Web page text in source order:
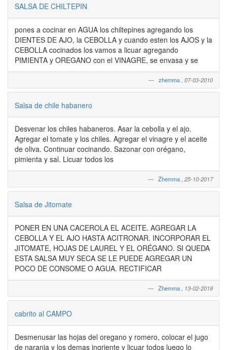
SALSA DE CHILTEPIN
pones a cocinar en AGUA los chiltepines agregando los
DIENTES DE AJO, la CEBOLLA y cuando esten los AJOS y la
CEBOLLA cocinados los vamos a licuar agregando
PIMIENTA y OREGANO con el VINAGRE, se envasa y se
zhemma 07-03-2010
Salsa de chile habanero
Desvenar los chiles habaneros. Asar la cebolla y el ajo.
Agregar el tomate y los chiles. Agregar el vinagre y el aceite
de oliva. Continuar cocinando. Sazonar con orégano,
pimienta y sal. Licuar todos los
Zhemma 25-10-2017
Salsa de Jitomate
PONER EN UNA CACEROLA EL ACEITE. AGREGAR LA
CEBOLLA Y EL AJO HASTA ACITRONAR. INCORPORAR EL
JITOMATE, HOJAS DE LAUREL Y EL ORÉGANO. SI QUEDA
ESTA SALSA MUY SECA SE LE PUEDE AGREGAR UN
POCO DE CONSOME O AGUA. RECTIFICAR
Zhemma 13-02-2018
cabrito al CAMPO
Desmenusar las hojas del oregano y romero, colocar el jugo
de naranja y los demas ingriente y licuar todos luego lo